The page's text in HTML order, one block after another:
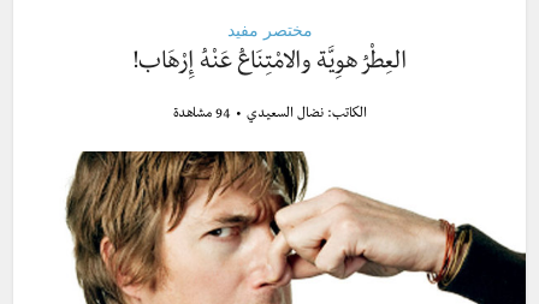
مختصر مفيد
العِطْرُ هوِيَّة والامْتِنَاعُ عَنْهُ إِرْهَاب!
الكاتب:نضال السعيدي 94 مشاهدة